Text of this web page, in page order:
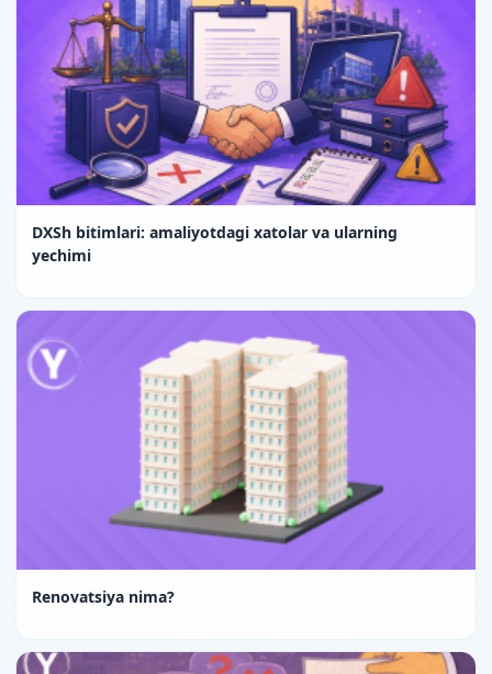
DXSh bitimlari: amaliyotdagi xatolar va ularning
yechimi
Renovatsiya nima?